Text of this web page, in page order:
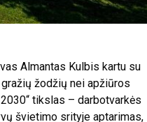
Almantas Kulbis kartu su
žodžių nei apžiūros
tikslas – darbotvarkės
švietimo srityje aptarimas,